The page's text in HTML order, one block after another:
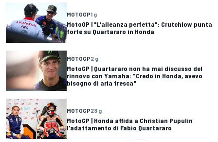
MOTOGP1 g
MotoGP | "L'alleanza perfetta": Crutchlow punta
forte su Quartararo in Honda
MOTOGP2 g
MotoGP | Quartararo non ha mai discusso del
rinnovo con Yamaha: "Credo in Honda, avevo
bisogno di aria fresca"
MOTOGP23 g
MotoGP | Honda affida a Christian Pupulin
l'adattamento di Fabio Quartararo